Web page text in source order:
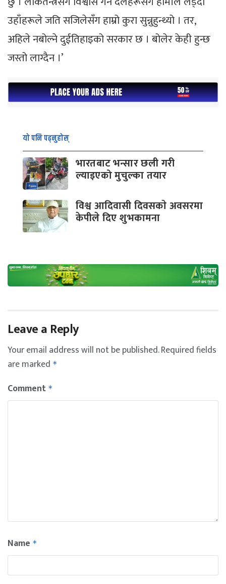
उहाँहरूले जति सजिलेसँग हाम्रो कुरा सुन्नुहुन्थ्यो । तर,
अहिले नबोल्ने दुईतिहाइको सरकार छ । बोलेर केही हुन्छ
जस्तो लाग्दैन ।’
यो पनि पढ्नुहोस्
भारतबाट भन्सार छली गरी
ल्याइएको मुचुल्का तयार
विश्व आदिवासी दिवसकाे अवसरमा
केपीले दिए शुभकामना
Leave a Reply
Your email address will not be published.Required fields
are marked *
Comment *
Name *